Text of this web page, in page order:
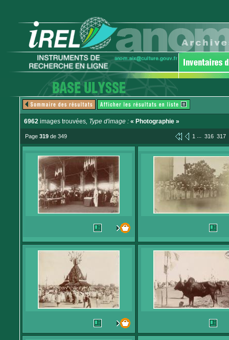
6962 images trouvées, Type d'image : « Photographie »
Page 319 de 349 1 ... 316 317